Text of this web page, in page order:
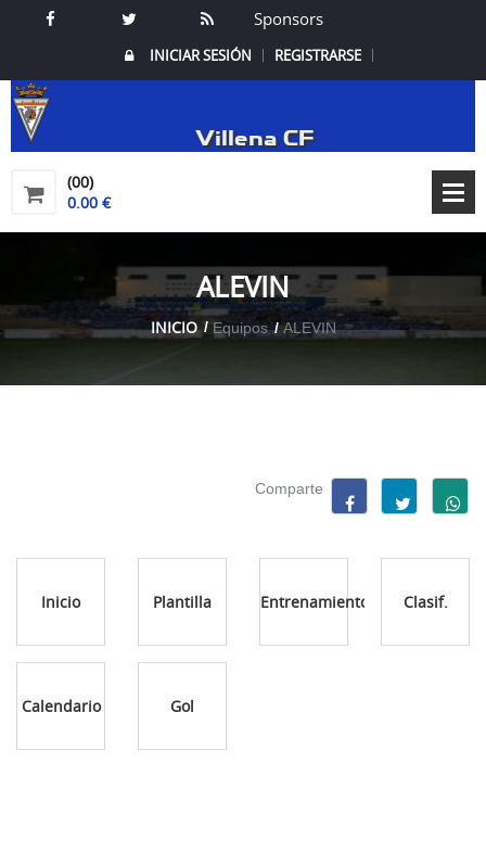
Sponsors
INICIAR SESIÓN REGISTRARSE
Villena CF
(00)
0.00 €
ALEVIN
INICIO Equipos ALEVIN
Comparte
Inicio Plantilla Entrenamientos Clasif.
Calendario Gol